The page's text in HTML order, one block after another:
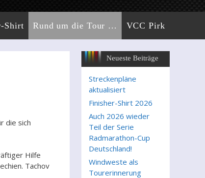
Shirt Rund um die Tour … VCC Pirk
die sich
Hilfe
Tachov
Neueste Beiträge
Streckenpläne
aktualisiert
Finisher-Shirt 2026
Auch 2026 wieder
Teil der Serie
Radmarathon-Cup
Deutschland!
Windweste als
Tourerinnerung